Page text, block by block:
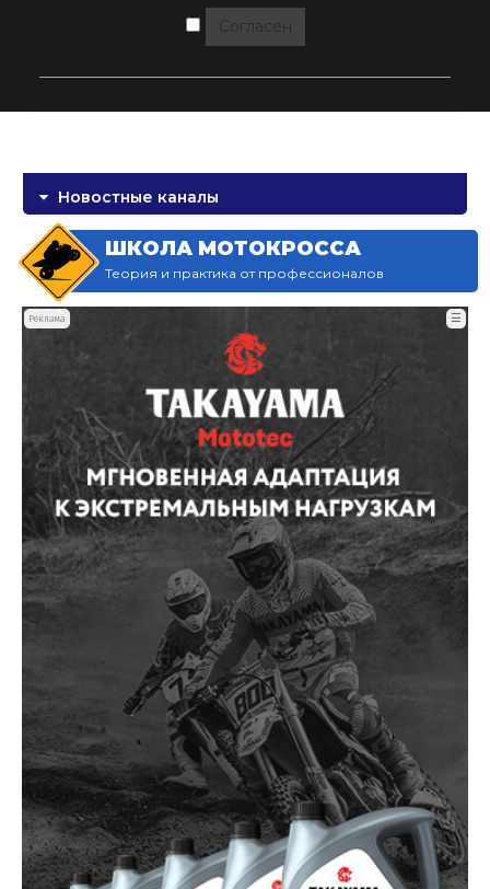
Согласен
Новостные каналы
ШКОЛА МОТОКРОССА
Теория и практика от профессионалов
Реклама ☰